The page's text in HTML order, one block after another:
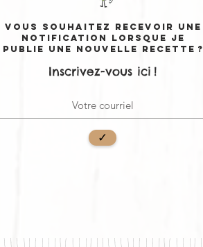
Vous souhaitez recevoir une
notification lorsque je
publie une nouvelle recette ?
Inscrivez-vous ici !
✓